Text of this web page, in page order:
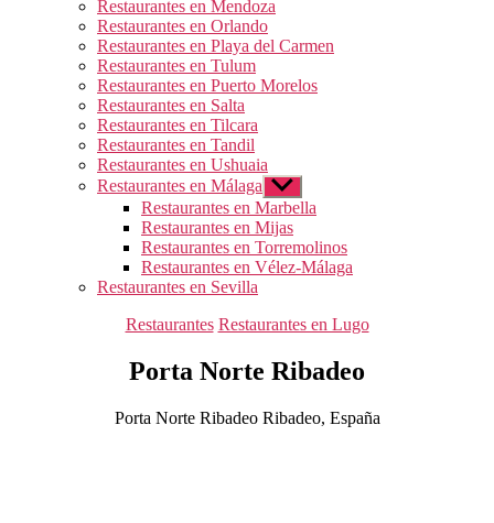
Restaurantes en Mendoza
Restaurantes en Orlando
Restaurantes en Playa del Carmen
Restaurantes en Tulum
Restaurantes en Puerto Morelos
Restaurantes en Salta
Restaurantes en Tilcara
Restaurantes en Tandil
Restaurantes en Ushuaia
Restaurantes en Málaga Mostrar
el
submenú
Restaurantes en Marbella
Restaurantes en Mijas
Restaurantes en Torremolinos
Restaurantes en Vélez-Málaga
Restaurantes en Sevilla
Categorías
Restaurantes Restaurantes en Lugo
Porta Norte Ribadeo
Porta Norte Ribadeo Ribadeo, España